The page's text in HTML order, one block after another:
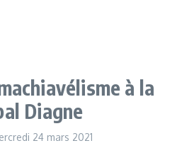
à la
Diagne
24 mars 2021